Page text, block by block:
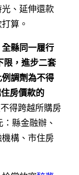
、延伸還款
算。
縣同一履行
限，進步二套
調劑為不得
房價款的
得跨越所購房
縣金融辦、
構、市住房